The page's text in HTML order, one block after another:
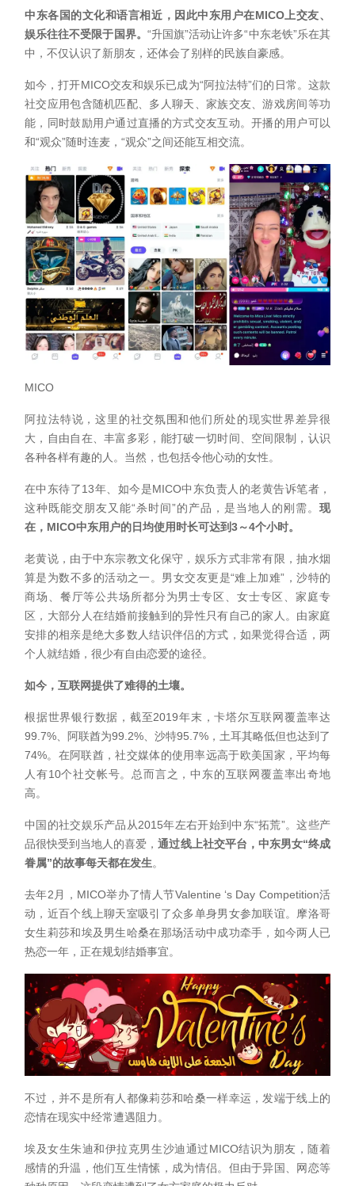
中东各国的文化和语言相近，因此中东用户在MICO上交友、
娱乐往往不受限于国界。 “升国旗”活动让许多“中东老铁”乐在其
中，不仅认识了新朋友，还体会了别样的民族自豪感。
如今，打开MICO交友和娱乐已成为“阿拉法特”们的日常。这款
社交应用包含随机匹配、多人聊天、家族交友、游戏房间等功
能，同时鼓励用户通过直播的方式交友互动。开播的用户可以
和“观众”随时连麦，“观众”之间还能互相交流。
MICO
阿拉法特说，这里的社交氛围和他们所处的现实世界差异很
大，自由自在、丰富多彩，能打破一切时间、空间限制，认识
各种各样有趣的人。当然，也包括令他心动的女性。
在中东待了13年、如今是MICO中东负责人的老黄告诉笔者，
这种既能交朋友又能“杀时间”的产品，是当地人的刚需。 现
在，MICO中东用户的日均使用时长可达到3～4个小时。
老黄说，由于中东宗教文化保守，娱乐方式非常有限，抽水烟
算是为数不多的活动之一。男女交友更是“难上加难”，沙特的
商场、餐厅等公共场所都分为男士专区、女士专区、家庭专
区，大部分人在结婚前接触到的异性只有自己的家人。由家庭
安排的相亲是绝大多数人结识伴侣的方式，如果觉得合适，两
个人就结婚，很少有自由恋爱的途径。
如今，互联网提供了难得的土壤。
根据世界银行数据，截至2019年末，卡塔尔互联网覆盖率达
99.7%、阿联酋为99.2%、沙特95.7%，土耳其略低但也达到了
74%。在阿联酋，社交媒体的使用率远高于欧美国家，平均每
人有10个社交帐号。总而言之，中东的互联网覆盖率出奇地
高。
中国的社交娱乐产品从2015年左右开始到中东“拓荒”。这些产
品很快受到当地人的喜爱，通过线上社交平台，中东男女“终成
眷属”的故事每天都在发生。
去年2月，MICO举办了情人节Valentine ‘s Day Competition活
动，近百个线上聊天室吸引了众多单身男女参加联谊。摩洛哥
女生莉莎和埃及男生哈桑在那场活动中成功牵手，如今两人已
热恋一年，正在规划结婚事宜。
不过，并不是所有人都像莉莎和哈桑一样幸运，发端于线上的
恋情在现实中经常遭遇阻力。
埃及女生朱迪和伊拉克男生沙迪通过MICO结识为朋友，随着
感情的升温，他们互生情愫，成为情侣。但由于异国、网恋等